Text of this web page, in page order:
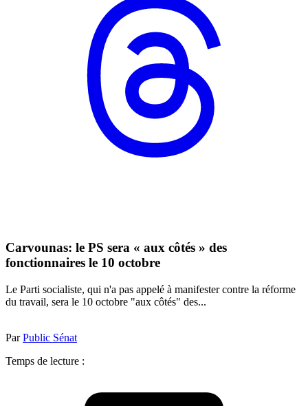
Carvounas: le PS sera « aux côtés » des
fonctionnaires le 10 octobre
Le Parti socialiste, qui n'a pas appelé à manifester contre la réforme
du travail, sera le 10 octobre "aux côtés" des...
ParPublic Sénat
Temps de lecture :